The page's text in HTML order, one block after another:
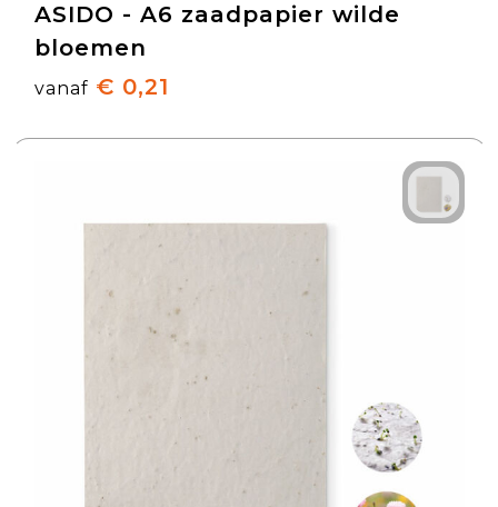
ASIDO - A6 zaadpapier wilde
bloemen
vanaf € 0,21